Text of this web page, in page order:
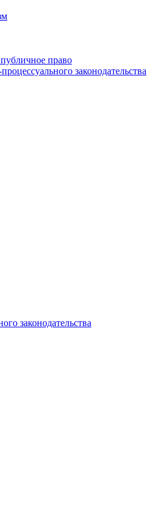
право
законодательства
законодательства